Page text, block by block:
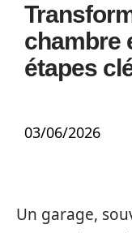
chambre
étapes
03/06/2026
Un garage,